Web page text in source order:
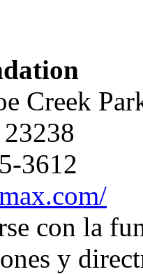
Creek
3612
con la
y